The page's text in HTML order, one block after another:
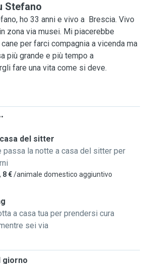
Stefano
ho 33 anni e vivo a Brescia. Vivo
zona via musei. Mi piacerebbe
per farci compagnia a vicenda ma
più grande e più tempo a
fare una vita come si deve.
maggior parte dei miei pomeriggi
passeggiando con la musica nelle
mi si è aperto un mondo!
per fare delle lunghe
cagnolini e rispetterò tutte le
centro città e incontrare altri amici
Maddalena qui vicinissimo per
nel bosco.
la mia famiglia vive a Bovezzo e
il nostro Bovaro del Bernese di due
ispirazione e confidente :)
cani e umani. Con il vostro consenso
del sitter
passa la notte a casa del sitter per
8 €/animale domestico aggiuntivo
a casa tua per prendersi cura
sei via
giorno